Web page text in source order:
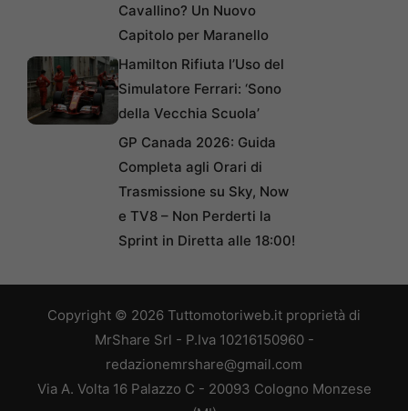
Cavallino? Un Nuovo
Capitolo per Maranello
Hamilton Rifiuta l’Uso del
Simulatore Ferrari: ‘Sono
della Vecchia Scuola’
GP Canada 2026: Guida
Completa agli Orari di
Trasmissione su Sky, Now
e TV8 – Non Perderti la
Sprint in Diretta alle 18:00!
Copyright © 2026 Tuttomotoriweb.it proprietà di
MrShare Srl - P.Iva 10216150960 -
redazionemrshare@gmail.com
Via A. Volta 16 Palazzo C - 20093 Cologno Monzese